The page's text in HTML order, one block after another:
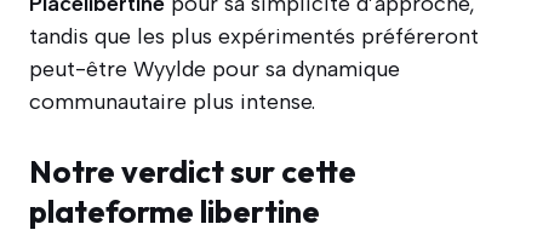
tandis que les plus expérimentés préféreront
peut-être Wyylde pour sa dynamique
communautaire plus intense.
Notre verdict sur cette
plateforme libertine